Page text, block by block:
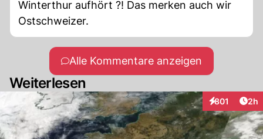
Winterthur aufhört ?! Das merken auch wir
Ostschweizer.
Alle Kommentare anzeigen
Weiterlesen
801
Interaktionen
2h